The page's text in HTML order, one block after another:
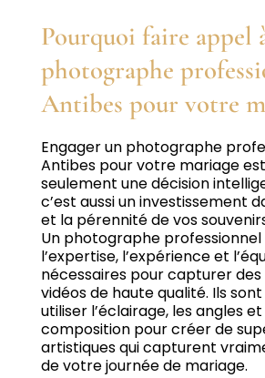
Pourquoi faire appel
photographe
Antibes pour votre
Engager un photographe
Antibes pour votre mariage
seulement une décision
c’est aussi un investissement
et la pérennité de vos
Un photographe professionnel
l’expertise, l’expérience et
nécessaires pour capturer
vidéos de haute qualité. Ils
utiliser l’éclairage, les angles
composition pour créer de
artistiques qui capturent
de votre journée de mariage.